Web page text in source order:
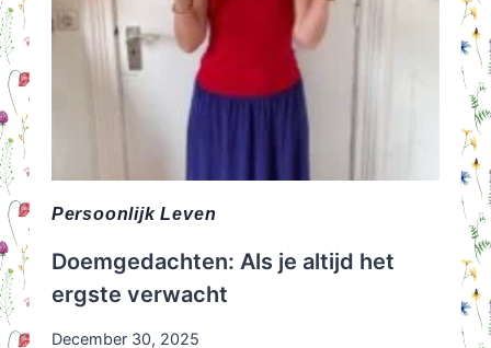
Persoonlijk Leven
Doemgedachten: Als je altijd het
ergste verwacht
December 30, 2025